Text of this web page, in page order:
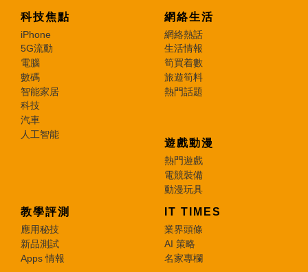
科技焦點
iPhone
5G流動
電腦
數碼
智能家居
科技
汽車
人工智能
網絡生活
網絡熱話
生活情報
筍買着數
旅遊筍料
熱門話題
遊戲動漫
熱門遊戲
電競裝備
動漫玩具
教學評測
應用秘技
新品測試
Apps 情報
IT TIMES
業界頭條
AI 策略
名家專欄